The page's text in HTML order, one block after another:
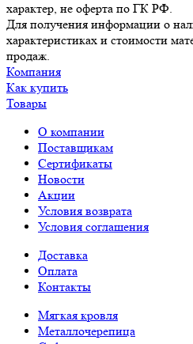
характер, не оферта по ГК РФ.
Для получения информации о
характеристиках и стоимости
продаж.
Компания
Как купить
Товары
О компании
Поставщикам
Сертификаты
Новости
Акции
Условия возврата
Условия соглашения
Доставка
Оплата
Контакты
Мягкая кровля
Металлочерепица